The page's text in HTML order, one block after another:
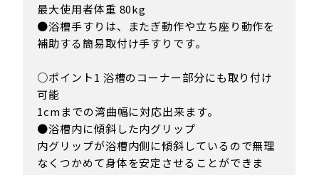
最大使用者体重 80kg
●浴槽手すりは、またぎ動作や立ち座り動作を
補助する簡易取付け手すりです。
○ポイント1 浴槽のコーナー部分にも取り付け
可能
1cmまでの湾曲幅に対応出来ます。
●浴槽内に傾斜した内グリップ
内グリップが浴槽内側に傾斜しているので無理
なくつかめて身体を安定させることができま